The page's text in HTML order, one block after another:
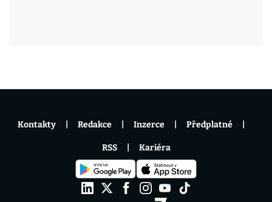
Kontakty Redakce Inzerce Předplatné
RSS Kariéra